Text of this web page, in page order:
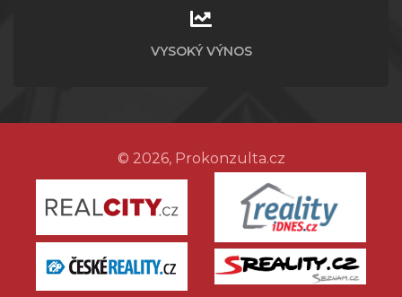
VYSOKÝ VÝNOS
© 2026, Prokonzulta.cz